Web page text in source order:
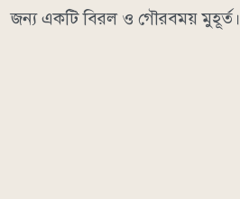
জন্য একটি বিরল ও গৌরবময় মুহূর্ত।